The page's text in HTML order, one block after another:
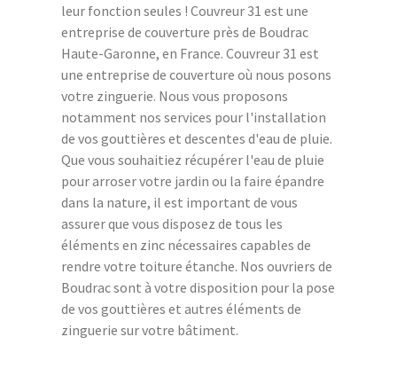
leur fonction seules ! Couvreur 31 est une
entreprise de couverture près de Boudrac
Haute-Garonne, en France. Couvreur 31 est
une entreprise de couverture où nous posons
votre zinguerie. Nous vous proposons
notamment nos services pour l'installation
de vos gouttières et descentes d'eau de pluie.
Que vous souhaitiez récupérer l'eau de pluie
pour arroser votre jardin ou la faire épandre
dans la nature, il est important de vous
assurer que vous disposez de tous les
éléments en zinc nécessaires capables de
rendre votre toiture étanche. Nos ouvriers de
Boudrac sont à votre disposition pour la pose
de vos gouttières et autres éléments de
zinguerie sur votre bâtiment.